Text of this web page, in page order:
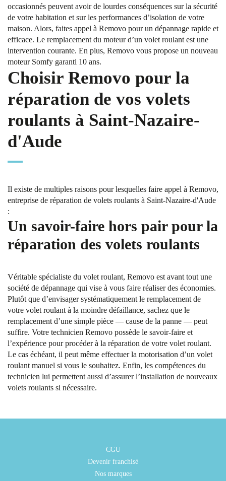
occasionnés peuvent avoir de lourdes conséquences sur la sécurité
de votre habitation et sur les performances d’isolation de votre
maison. Alors, faites appel à Removo pour un dépannage rapide et
efficace. Le remplacement du moteur d’un volet roulant est une
intervention courante. En plus, Removo vous propose un nouveau
moteur Somfy garanti 10 ans.
Choisir Removo pour la
réparation de vos volets
roulants à Saint-Nazaire-
d'Aude
Il existe de multiples raisons pour lesquelles faire appel à Removo,
entreprise de réparation de volets roulants à Saint-Nazaire-d'Aude
:
Un savoir-faire hors pair pour la
réparation des volets roulants
Véritable spécialiste du volet roulant, Removo est avant tout une
société de dépannage qui vise à vous faire réaliser des économies.
Plutôt que d’envisager systématiquement le remplacement de
votre volet roulant à la moindre défaillance, sachez que le
remplacement d’une simple pièce — cause de la panne — peut
suffire. Votre technicien Removo possède le savoir-faire et
l’expérience pour procéder à la réparation de votre volet roulant.
Le cas échéant, il peut même effectuer la motorisation d’un volet
roulant manuel si vous le souhaitez. Enfin, les compétences du
technicien lui permettent aussi d’assurer l’installation de nouveaux
volets roulants si nécessaire.
CGU
Devenir franchisé
Nos marques